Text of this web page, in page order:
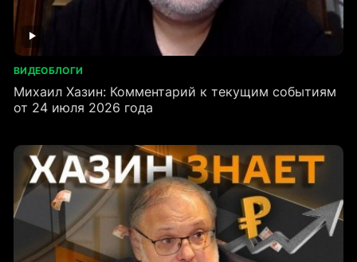
ВИДЕОБЛОГИ
Михаил Хазин: Комментарий к текущим событиям
от 24 июля 2026 года